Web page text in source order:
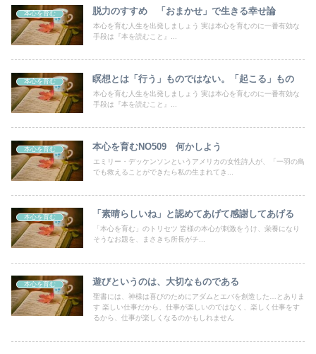
本心を育む 脱力のすすめ 「おまかせ」で生きる幸せ論
本心を育む人生を出発しましょう 実は本心を育むのに一番有効な
手段は『本を読むこと』...
本心を育む 瞑想とは「行う」ものではない。「起こる」もの
本心を育む人生を出発しましょう 実は本心を育むのに一番有効な
手段は『本を読むこと』...
本心を育む 本心を育むNO509 何かしよう
エミリー・デッケンソンというアメリカの女性詩人が、「一羽の鳥
でも救えることができたら私の生まれてき...
本心を育む 「素晴らしいね」と認めてあげて感謝してあげる
「本心を育む」のトリセツ 皆様の本心が刺激をうけ、栄養になり
そうなお題を、まさきち所長がチ...
本心を育む 遊びというのは、大切なものである
聖書には、神様は喜びのためにアダムとエバを創造した…とありま
す 楽しい仕事だから、仕事が楽しいのではなく、楽しく仕事をす
るから、仕事が楽しくなるのかもしれません